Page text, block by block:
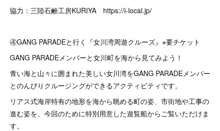
協力：三陸石鹸工房KURIYA https://i-local.jp/
④GANG PARADEと行く『女川湾周遊クルーズ』※要チケット
GANG PARADEメンバーと女川町を海から見てみよう！
青い海と山々に囲まれた美しい女川湾をGANG PARADEメンバー
とのんびりクルージングができるアクティビティです。
リアス式海岸特有の地形を海から眺める町の姿、市街地や工事の
進む姿を、今回のために特別用意した遊覧船からご覧いただけま
す。